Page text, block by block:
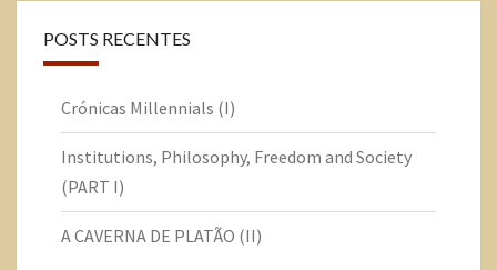
POSTS RECENTES
Crónicas Millennials (I)
Institutions, Philosophy, Freedom and Society
(PART I)
A CAVERNA DE PLATÃO (II)